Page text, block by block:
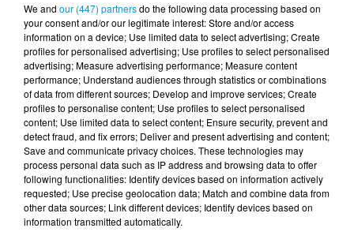
DERNIERS PODCASTS
24 juillet 2026
Les Zinformés - 24/07/26
We and our (447) partnersdo the following data processing based on
your consent and/or our legitimate interest: Store and/or access
information on a device; Use limited data to select advertising; Create
profiles for personalised advertising; Use profiles to select personalised
advertising; Measure advertising performance; Measure content
performance; Understand audiences through statistics or combinations
of data from different sources; Develop and improve services; Create
profiles to personalise content; Use profiles to select personalised
content; Use limited data to select content; Ensure security, prevent and
detect fraud, and fix errors; Deliver and present advertising and content;
Save and communicate privacy choices. These technologies may
process personal data such as IP address and browsing data to offer
following functionalities: Identify devices based on information actively
requested; Use precise geolocation data; Match and combine data from
other data sources; Link different devices; Identify devices based on
information transmitted automatically.